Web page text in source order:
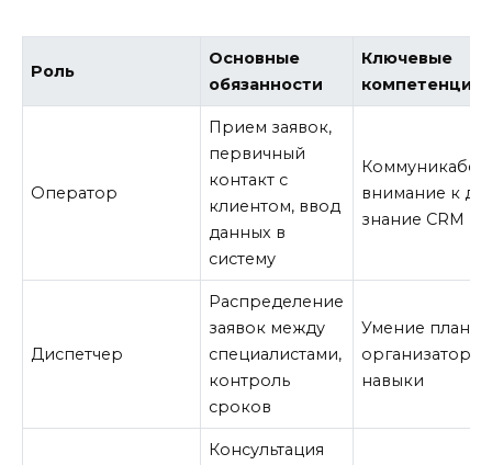
Роль
Основные
обязанности
Ключевые
компетенции
Оператор
Прием заявок,
первичный
контакт с
клиентом, ввод
данных в
систему
внимание к
знание CRM
Диспетчер
Распределение
заявок между
специалистами,
контроль
сроков
Умение
навыки
Консультация